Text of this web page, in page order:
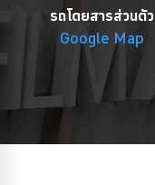
รถโดยสารส่วนตัว
Google Map